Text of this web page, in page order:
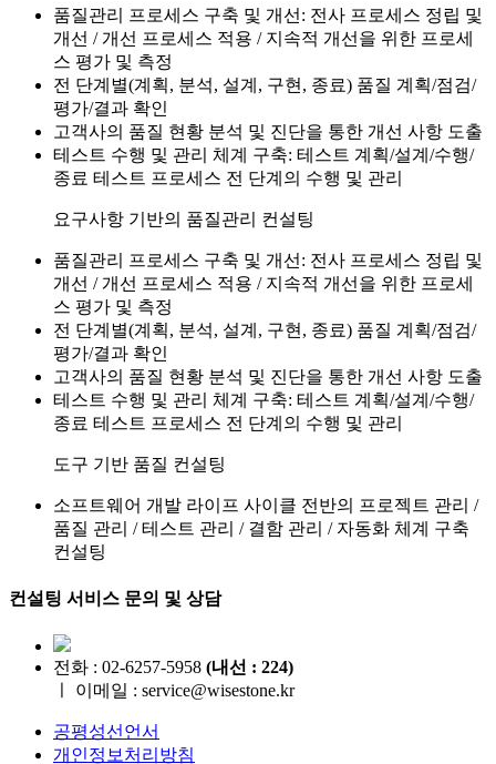
품질관리 프로세스 구축 및 개선: 전사 프로세스 정립 및
개선 / 개선 프로세스 적용 / 지속적 개선을 위한 프로세
스 평가 및 측정
전 단계별(계획, 분석, 설계, 구현, 종료) 품질 계획/점검/
평가/결과 확인
고객사의 품질 현황 분석 및 진단을 통한 개선 사항 도출
테스트 수행 및 관리 체계 구축: 테스트 계획/설계/수행/
종료 테스트 프로세스 전 단계의 수행 및 관리
요구사항 기반의 품질관리 컨설팅
품질관리 프로세스 구축 및 개선: 전사 프로세스 정립 및
개선 / 개선 프로세스 적용 / 지속적 개선을 위한 프로세
스 평가 및 측정
전 단계별(계획, 분석, 설계, 구현, 종료) 품질 계획/점검/
평가/결과 확인
고객사의 품질 현황 분석 및 진단을 통한 개선 사항 도출
테스트 수행 및 관리 체계 구축: 테스트 계획/설계/수행/
종료 테스트 프로세스 전 단계의 수행 및 관리
도구 기반 품질 컨설팅
소프트웨어 개발 라이프 사이클 전반의 프로젝트 관리 /
품질 관리 / 테스트 관리 / 결함 관리 / 자동화 체계 구축
컨설팅
컨설팅 서비스 문의 및 상담
전화 : 02-6257-5958 (내선 : 224)
이메일 : service@wisestone.kr
공평성선언서
개인정보처리방침